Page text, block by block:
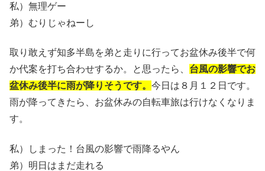
私）無理ゲー
弟）むりじゃねーし
取り敢えず知多半島を弟と走りに行ってお盆休み後半で何
か代案を打ち合わせするか。と思ったら、 台風の影響でお
盆休み後半に雨が降りそうです。 今日は８月１２日です。
雨が降ってきたら、お盆休みの自転車旅は行けなくなりま
す。
私）しまった！台風の影響で雨降るやん
弟）明日はまだ走れる